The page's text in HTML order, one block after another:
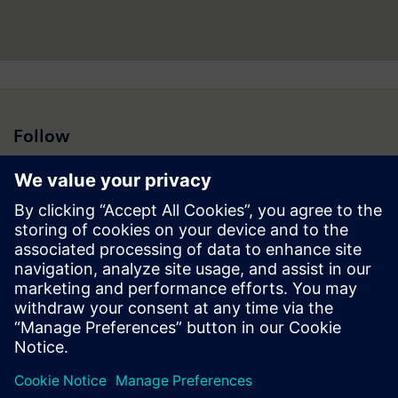
Follow
Sala de imprensa | Empresa | Siemens
© Siemens 1996 – 2026
Informação Corporativa
Política de Privacidade
Cookie Policy